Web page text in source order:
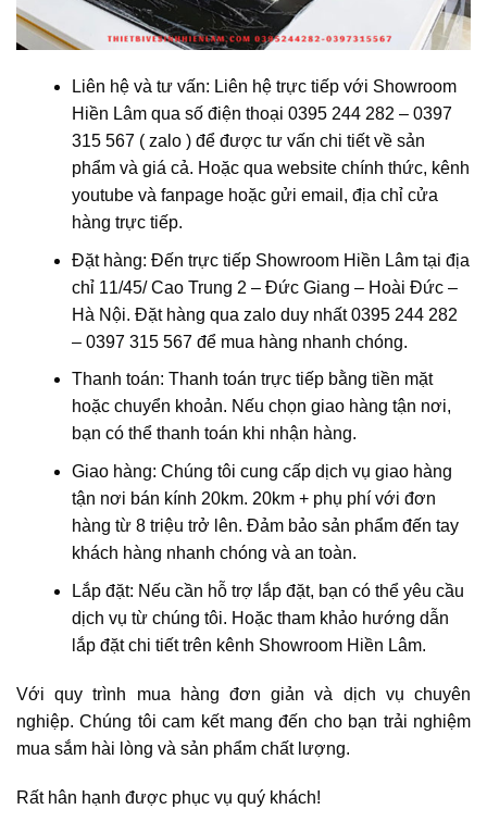
Liên hệ và tư vấn: Liên hệ trực tiếp với Showroom
Hiền Lâm qua số điện thoại 0395 244 282 – 0397
315 567 ( zalo ) để được tư vấn chi tiết về sản
phẩm và giá cả. Hoặc qua website chính thức, kênh
youtube và fanpage hoặc gửi email, địa chỉ cửa
hàng trực tiếp.
Đặt hàng: Đến trực tiếp Showroom Hiền Lâm tại địa
chỉ 11/45/ Cao Trung 2 – Đức Giang – Hoài Đức –
Hà Nội. Đặt hàng qua zalo duy nhất 0395 244 282
– 0397 315 567 để mua hàng nhanh chóng.
Thanh toán: Thanh toán trực tiếp bằng tiền mặt
hoặc chuyển khoản. Nếu chọn giao hàng tận nơi,
bạn có thể thanh toán khi nhận hàng.
Giao hàng: Chúng tôi cung cấp dịch vụ giao hàng
tận nơi bán kính 20km. 20km + phụ phí với đơn
hàng từ 8 triệu trở lên. Đảm bảo sản phẩm đến tay
khách hàng nhanh chóng và an toàn.
Lắp đặt: Nếu cần hỗ trợ lắp đặt, bạn có thể yêu cầu
dịch vụ từ chúng tôi. Hoặc tham khảo hướng dẫn
lắp đặt chi tiết trên kênh Showroom Hiền Lâm.
Với quy trình mua hàng đơn giản và dịch vụ chuyên
nghiệp. Chúng tôi cam kết mang đến cho bạn trải nghiệm
mua sắm hài lòng và sản phẩm chất lượng.
Rất hân hạnh được phục vụ quý khách!